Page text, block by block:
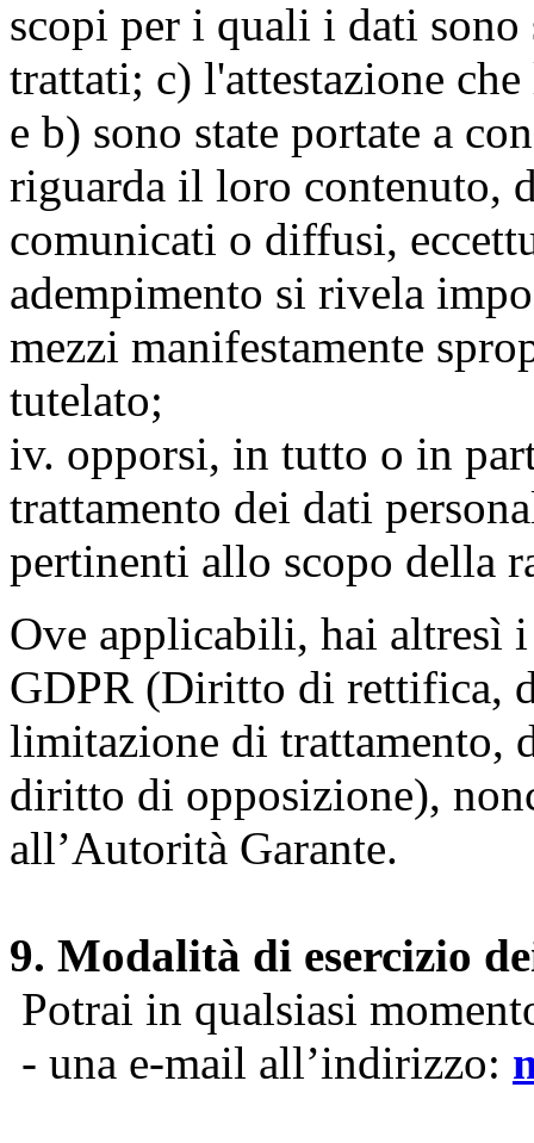
scopi per i quali i dati sono
trattati; c) l'attestazione
e b) sono state portate a
riguarda il loro contenuto,
comunicati o diffusi,
adempimento si rivela
mezzi manifestamente
tutelato;
iv. opporsi, in tutto o in
trattamento dei dati
pertinenti allo scopo della
Ove applicabili, hai
GDPR (Diritto di rettifica,
limitazione di trattamento,
diritto di opposizione),
all’Autorità Garante.
9. Modalità di esercizio
Potrai in qualsiasi
- una e-mail all’indirizzo: